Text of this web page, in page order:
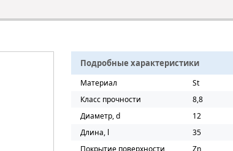
Подробные характеристики
Материал
St
Класс прочности
8,8
Диаметр, d
12
Длина, l
35
Покрытие поверхности
Zn